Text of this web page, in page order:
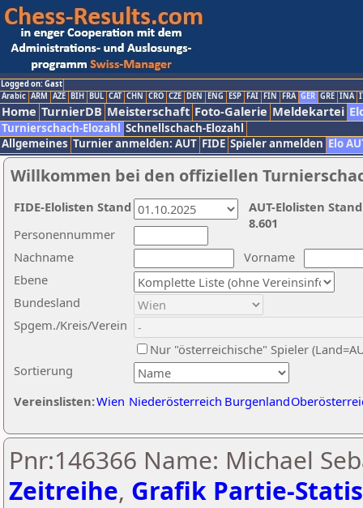
Logged on: Gast
Arabic ARM AZE BIH BUL CAT CHN CRO CZE DEN ENG ESP FAI FIN FRA GER GRE INA
Home TurnierDB Meisterschaft Foto-Galerie Meldekartei
Turnierschach-Elozahl Schnellschach-Elozahl
Allgemeines Turnier anmelden: AUT FIDE Spieler anmelden Elo
Willkommen bei den offiziellen
Nachname
Vorname
Ebene
Sortierung
Personennummer
Bundesland
Spgem./Kreis/Verein
Nur "österreichische" Spieler
Vereinslisten:Wien Niederösterreich Burgenland
AUT-Elolisten
8.601
FIDE-Elolisten Stand
Pnr:146366 Name: Michael
Zeitreihe, Grafik Partie-